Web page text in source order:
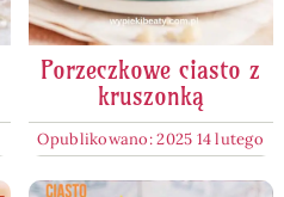
Porzeczkowe ciasto z
kruszonką
Opublikowano: 2025 14 lutego